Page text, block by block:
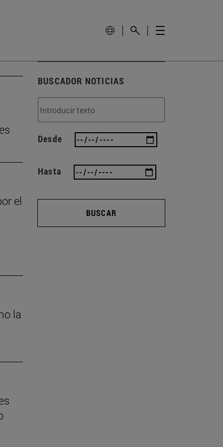
el
la
BUSCADOR NOTICIAS
Desde
Hasta
BUSCAR